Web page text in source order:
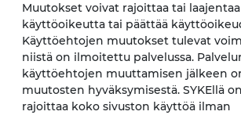
Muutokset voivat rajoittaa tai
käyttöoikeutta tai päättää
Käyttöehtojen muutokset tulevat
niistä on ilmoitettu palvelussa.
käyttöehtojen muuttamisen jälkeen
muutosten hyväksymisestä. SYKEllä
rajoittaa koko sivuston käyttöä ilman